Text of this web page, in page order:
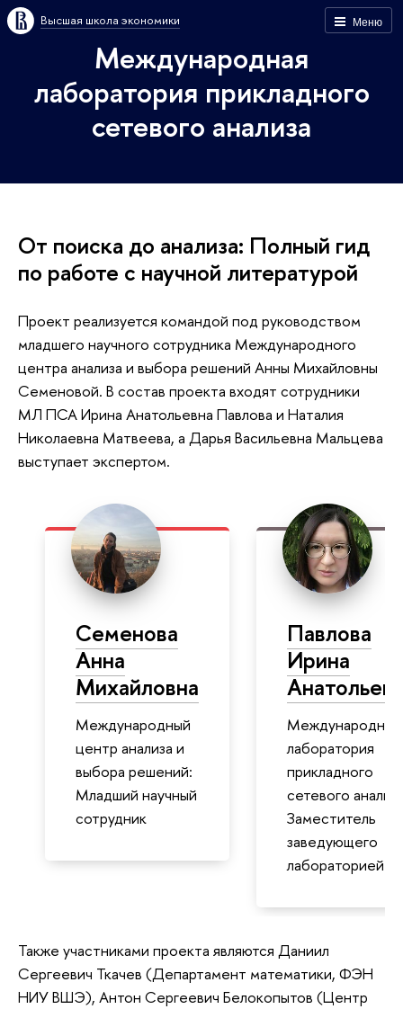
Меню
Высшая школа экономики
Международная
лаборатория прикладного
сетевого анализа
От поиска до анализа: Полный гид
по работе с научной литературой
Проект реализуется командой под руководством
младшего научного сотрудника Международного
центра анализа и выбора решений Анны Михайловны
Семеновой. В состав проекта входят сотрудники
МЛ ПСА Ирина Анатольевна Павлова и Наталия
Николаевна Матвеева, а Дарья Васильевна Мальцева
выступает экспертом.
Семенова
Анна
Михайловна
Международный
центр анализа и
выбора решений:
Младший научный
сотрудник
Павлова
Ирина
Международная
лаборатория
прикладного
сетевого
Заместитель
заведующего
лабораторией
Также участниками проекта являются Даниил
Сергеевич Ткачев (Департамент математики, ФЭН
НИУ ВШЭ), Антон Сергеевич Белокопытов (Центр